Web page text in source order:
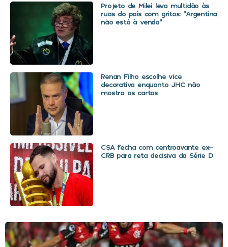
Projeto de Milei leva multidão às
ruas do país com gritos: “Argentina
não está à venda”
Renan Filho escolhe vice
decorativa enquanto JHC não
mostra as cartas
CSA fecha com centroavante ex-
CRB para reta decisiva da Série D